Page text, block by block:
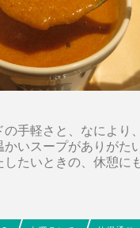
の手軽さと、なにより
いスープがありがた
したいときの、休憩に